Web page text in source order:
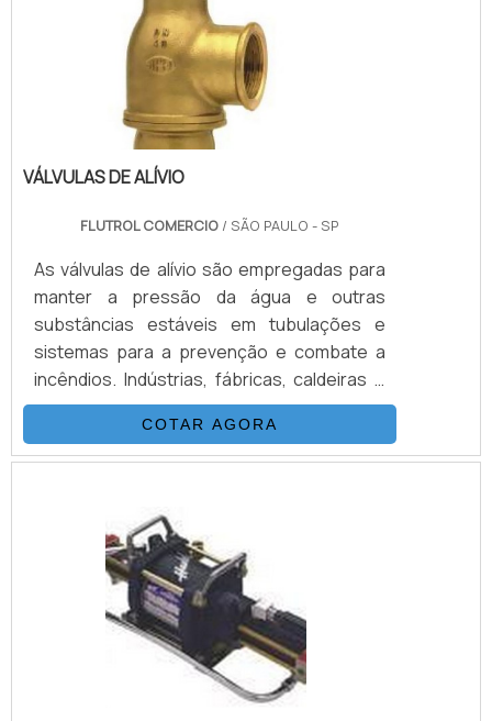
altíssimas pressões (3.200 Bar) Excelentes
características de vazão Baixa expansão
VÁLVULAS DE ALÍVIO
FLUTROL COMERCIO / SÃO PAULO - SP
As válvulas de alívio são empregadas para
manter a pressão da água e outras
substâncias estáveis em tubulações e
sistemas para a prevenção e combate a
incêndios. Indústrias, fábricas, caldeiras e
outros locais utilizam as Válvulas para
conter a pressão excessiva de fluidos
nessas instalações. Com as Válvulas, as
funcionam corretamente, mantendo a
pressão sob controle nesses
equipamentos, ajudando na prevenção de
acidentes e danos que podem levar a sua
empresa ou.
COTAR AGORA